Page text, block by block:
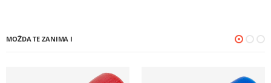
MOŽDA TE ZANIMA I